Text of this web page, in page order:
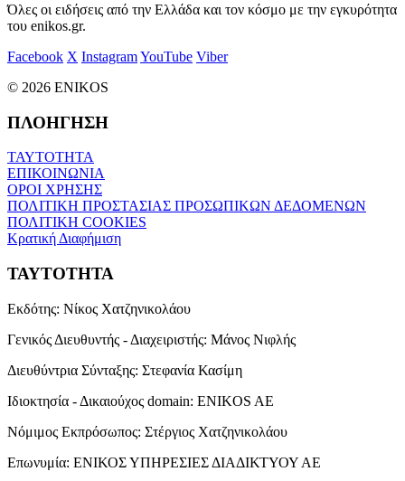
Όλες οι ειδήσεις από την Ελλάδα και τον κόσμο με την εγκυρότητα
του enikos.gr.
Facebook X InstagramYouTube Viber
© 2026 ENIKOS
ΠΛΟΗΓΗΣΗ
ΤΑΥΤΟΤΗΤΑ
ΕΠΙΚΟΙΝΩΝΙΑ
ΟΡΟΙ ΧΡΗΣΗΣ
ΠΟΛΙΤΙΚΗ ΠΡΟΣΤΑΣΙΑΣ ΠΡΟΣΩΠΙΚΩΝ ΔΕΔΟΜΕΝΩΝ
ΠΟΛΙΤΙΚΗ COOKIES
Κρατική Διαφήμιση
ΤΑΥΤΟΤΗΤΑ
Εκδότης: Νίκος Χατζηνικολάου
Γενικός Διευθυντής - Διαχειριστής: Μάνος Νιφλής
Διευθύντρια Σύνταξης: Στεφανία Κασίμη
Ιδιοκτησία - Δικαιούχος domain: ENIKOS AE
Νόμιμος Εκπρόσωπος: Στέργιος Χατζηνικολάου
Επωνυμία: ΕΝΙΚΟΣ ΥΠΗΡΕΣΙΕΣ ΔΙΑΔΙΚΤΥΟΥ ΑΕ